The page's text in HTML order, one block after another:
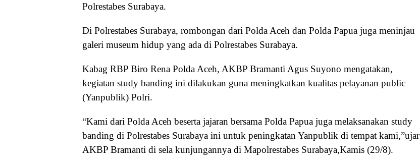
Polrestabes Surabaya.
Di Polrestabes Surabaya, rombongan dari Polda Aceh dan Polda Papua juga meninjau
galeri museum hidup yang ada di Polrestabes Surabaya.
Kabag RBP Biro Rena Polda Aceh, AKBP Bramanti Agus Suyono mengatakan,
kegiatan study banding ini dilakukan guna meningkatkan kualitas pelayanan public
(Yanpublik) Polri.
“Kami dari Polda Aceh beserta jajaran bersama Polda Papua juga melaksanakan study
banding di Polrestabes Surabaya ini untuk peningkatan Yanpublik di tempat kami,”ujar
AKBP Bramanti di sela kunjungannya di Mapolrestabes Surabaya,Kamis (29/8).